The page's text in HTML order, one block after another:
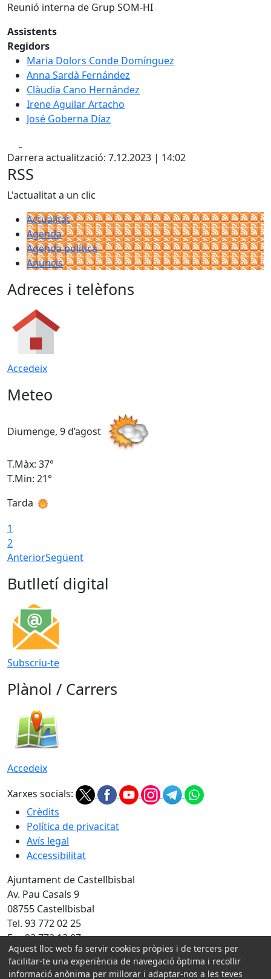
Reunió interna de Grup SOM-HI
Assistents
Regidors
Maria Dolors Conde Domínguez
Anna Sardà Fernández
Clàudia Cano Hernández
Irene Aguilar Artacho
José Goberna Díaz
Darrera actualització: 7.12.2023 | 14:02
RSS
L'actualitat a un clic
Actualitat
Agenda
Agenda política
Anuncis
Adreces i telèfons
Accedeix
Meteo
Diumenge, 9 d’agost
T.Màx: 37°
T.Min: 21°
Tarda
1
2
AnteriorSegüent
Butlletí digital
Subscriu-te
Plànol / Carrers
Accedeix
Xarxes socials:
Crèdits
Política de privacitat
Avís legal
Accessibilitat
Ajuntament de Castellbisbal
Av. Pau Casals 9
08755 Castellbisbal
Tel. 93 772 02 25
Fax 93 772 13 07
Amb la col·laboració de:
Aquest lloc web fa servir cookies pròpies i de tercers per
facilitar-te una experiència de navegació òptima i recollir
informació anònima per millorar i adaptar-nos a les teves